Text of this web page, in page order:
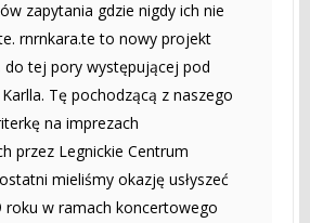
zapytania gdzie nigdy ich nie
rnrnkara.te to nowy projekt
do tej pory występującej pod
Tę pochodzącą z naszego
na imprezach
przez Legnickie Centrum
mieliśmy okazję usłyszeć
roku w ramach koncertowego